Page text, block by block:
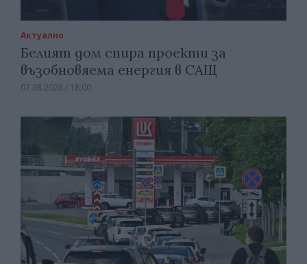
Актуално
Белият дом спира проекти за
възобновяема енергия в САЩ
07.08.2026 / 18:00